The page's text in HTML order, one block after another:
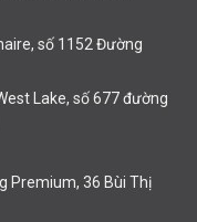
số 1152 Đường
Lake, số 677 đường
Premium, 36 Bùi Thị